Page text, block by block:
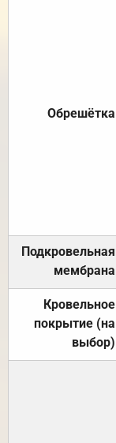
Обрешётка
Подкровельная
мембрана
Кровельное
покрытие (на
выбор)